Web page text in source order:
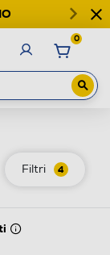
0
Filtri 4